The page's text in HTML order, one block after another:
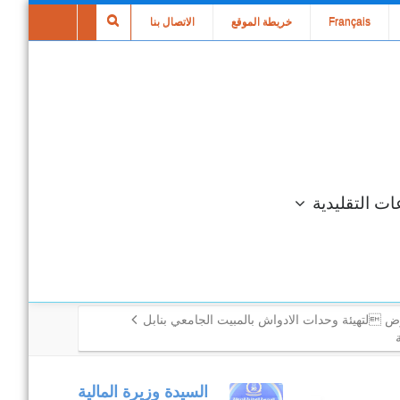
الاتصال بنا خريطة الموقع Français
التقليدية
وحدات الادواش بالمبيت الجامعي بنابل
السيدة وزيرة المالية